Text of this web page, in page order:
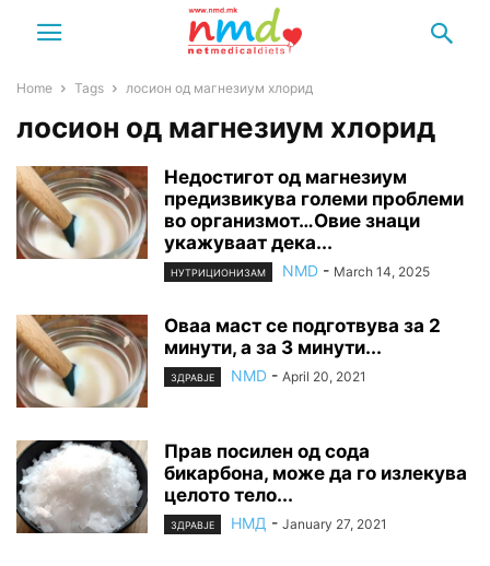
Home Tags лосион од магнезиум хлорид
лосион од магнезиум хлорид
Недостигот од магнезиум
предизвикува големи проблеми
во организмот…Овие знаци
укажуваат дека...
НУТРИЦИОНИЗАМ NMD - March 14, 2025
Оваа маст се подготвува за 2
минути, а за 3 минути...
ЗДРАВЈЕ NMD - April 20, 2021
Прав посилен од сода
бикарбона, може да го излекува
целото тело...
ЗДРАВЈЕ НМД - January 27, 2021